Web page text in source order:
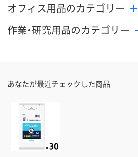
オフィス用品のカテゴリー
作業・研究用品のカテゴリー
あなたが最近チェックした商品